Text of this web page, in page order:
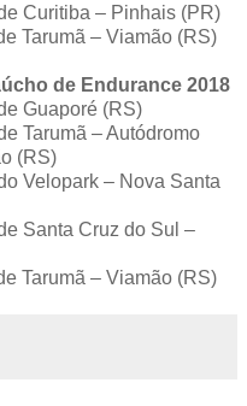
Curitiba – Pinhais (PR)
Tarumã – Viamão (RS)
de Endurance 2018
Guaporé (RS)
Tarumã – Autódromo
(RS)
Velopark – Nova Santa
Santa Cruz do Sul –
Tarumã – Viamão (RS)